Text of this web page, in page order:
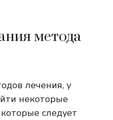
метода
лечения, у
некоторые
следует